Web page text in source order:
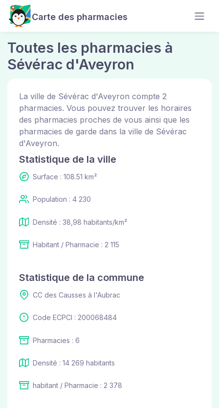
Carte des pharmacies
Toutes les pharmacies à
Sévérac d'Aveyron
La ville de Sévérac d'Aveyron compte 2
pharmacies. Vous pouvez trouver les horaires
des pharmacies proches de vous ainsi que les
pharmacies de garde dans la ville de Sévérac
d'Aveyron.
Statistique de la ville
Surface : 108.51 km²
Population : 4 230
Densité : 38,98 habitants/km²
Habitant / Pharmacie : 2 115
Statistique de la commune
CC des Causses à l'Aubrac
Code ECPCI : 200068484
Pharmacies : 6
Densité : 14 269 habitants
habitant / Pharmacie : 2 378